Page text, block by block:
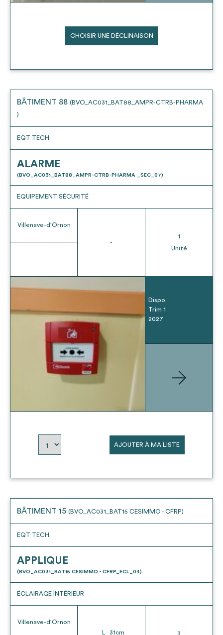
CHOISIR UNE DÉCLINAISON
BÂTIMENT 88 (BVO_AC031_BAT88_AMPR-CTRB-PHARMA
)
EQT TECH.
ALARME
(BVO_AC031_BAT88_AMPR-CTRB-PHARMA _SEC_07)
EQUIPEMENT SÉCURITÉ
Villenave-d'Ornon
-
1
Unité
Dispo
Trim 1
2027
AJOUTER À MA LISTE
BÂTIMENT 15 (BVO_AC031_BAT15 CESIMMO - CFRP)
EQT TECH.
APPLIQUE
(BVO_AC031_BAT15 CESIMMO - CFRP_ECL_04)
ÉCLAIRAGE INTÉRIEUR
Villenave-d'Ornon
L
31cm 3